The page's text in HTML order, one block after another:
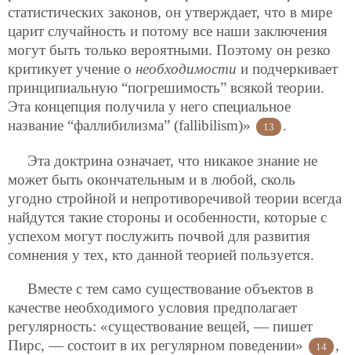
статистических законов, он утверждает, что в мире
царит случайность и потому все наши заключения
могут быть только вероятными. Поэтому он резко
критикует учение о необходимости и подчеркивает
принципиальную “погрешимость” всякой теории.
Эта концепция получила у него специальное
название “фаллибилизма” (fallibilism)»
13 .
Эта доктрина означает, что никакое знание не
может быть окончательным и в любой, сколь
угодно стройной и непротиворечивой теории всегда
найдутся такие стороны и особенности, которые с
успехом могут послужить почвой для развития
сомнения у тех, кто данной теорией пользуется.
Вместе с тем само существование объектов в
качестве необходимого условия предполагает
регулярность: «существование вещей, — пишет
Пирс, — состоит в их регулярном поведении»
14
,